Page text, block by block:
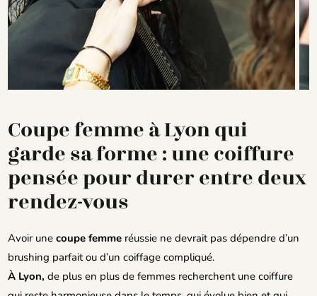
Coupe femme à Lyon qui
garde sa forme : une coiffure
pensée pour durer entre deux
rendez-vous
Avoir une coupe femme réussie ne devrait pas dépendre d’un
brushing parfait ou d’un coiffage compliqué.
À Lyon,de plus en plus de femmes recherchent une coiffure